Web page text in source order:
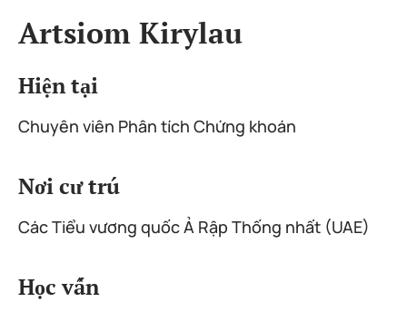
Artsiom Kirylau
Hiện tại
Chuyên viên Phân tích Chứng khoán
Nơi cư trú
Các Tiểu vương quốc Ả Rập Thống nhất (UAE)
Học vấn